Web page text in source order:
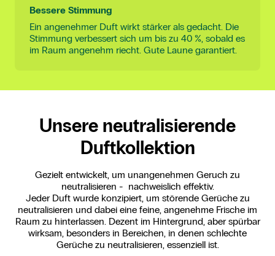
Bessere Stimmung
Ein angenehmer Duft wirkt stärker als gedacht. Die
Stimmung verbessert sich um bis zu 40 %, sobald es
im Raum angenehm riecht. Gute Laune garantiert.
Unsere neutralisierende
Duftkollektion
Gezielt entwickelt, um unangenehmen Geruch zu
neutralisieren - nachweislich effektiv.
Jeder Duft wurde konzipiert, um störende Gerüche zu
neutralisieren und dabei eine feine, angenehme Frische im
Raum zu hinterlassen. Dezent im Hintergrund, aber spürbar
wirksam, besonders in Bereichen, in denen schlechte
Gerüche zu neutralisieren, essenziell ist.